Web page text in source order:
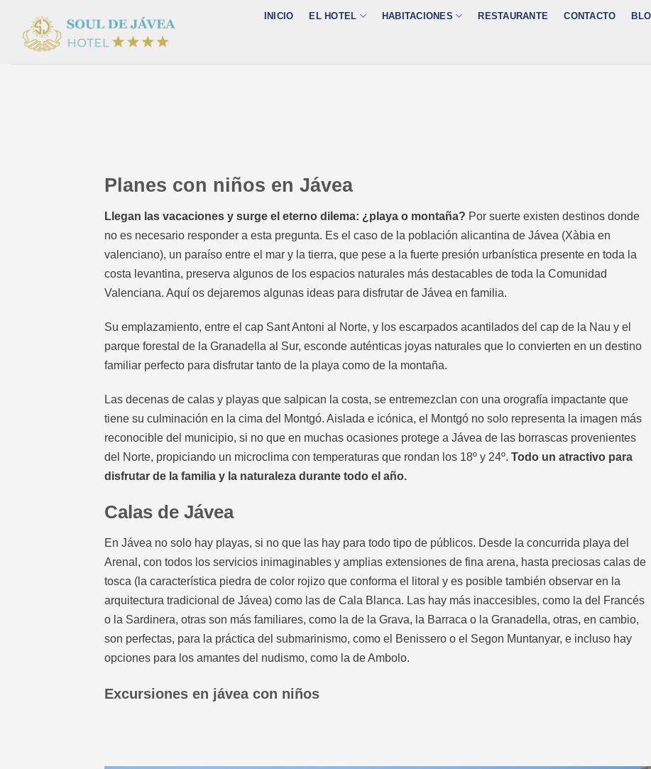
contenido
INICIO EL HOTEL HABITACIONES RESTAURANTE CONTACTO
Planes con niños en Jávea
Llegan las vacaciones y surge el eterno dilema: ¿playa o montaña? Por suerte existen destinos donde
no es necesario responder a esta pregunta. Es el caso de la población alicantina de Jávea (Xàbia en
valenciano), un paraíso entre el mar y la tierra, que pese a la fuerte presión urbanística presente en toda la
costa levantina, preserva algunos de los espacios naturales más destacables de toda la Comunidad
Valenciana. Aquí os dejaremos algunas ideas para disfrutar de Jávea en familia.
Su emplazamiento, entre el cap Sant Antoni al Norte, y los escarpados acantilados del cap de la Nau y el
parque forestal de la Granadella al Sur, esconde auténticas joyas naturales que lo convierten en un destino
familiar perfecto para disfrutar tanto de la playa como de la montaña.
Las decenas de calas y playas que salpican la costa, se entremezclan con una orografía impactante que
tiene su culminación en la cima del Montgó. Aislada e icónica, el Montgó no solo representa la imagen más
reconocible del municipio, si no que en muchas ocasiones protege a Jávea de las borrascas provenientes
del Norte, propiciando un microclima con temperaturas que rondan los 18º y 24º. Todo un atractivo para
disfrutar de la familia y la naturaleza durante todo el año.
Calas de Jávea
En Jávea no solo hay playas, si no que las hay para todo tipo de públicos. Desde la concurrida playa del
Arenal, con todos los servicios inimaginables y amplias extensiones de fina arena, hasta preciosas calas de
tosca (la característica piedra de color rojizo que conforma el litoral y es posible también observar en la
arquitectura tradicional de Jávea) como las de Cala Blanca. Las hay más inaccesibles, como la del Francés
o la Sardinera, otras son más familiares, como la de la Grava, la Barraca o la Granadella, otras, en cambio,
son perfectas, para la práctica del submarinismo, como el Benissero o el Segon Muntanyar, e incluso hay
opciones para los amantes del nudismo, como la de Ambolo.
Excursiones en jávea con niños